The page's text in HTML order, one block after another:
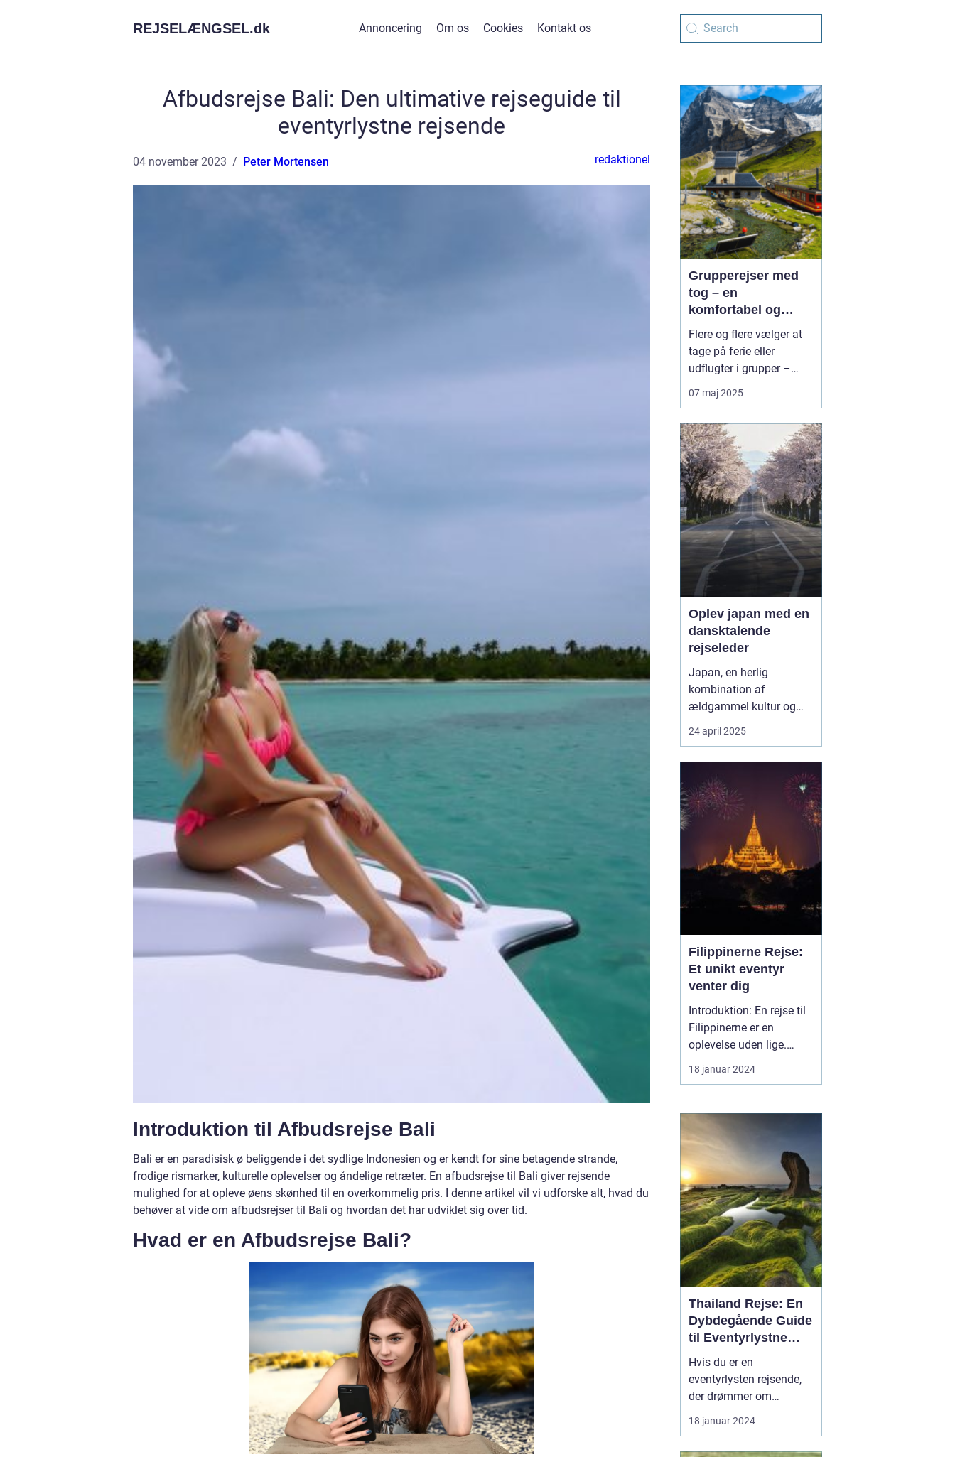
REJSELÆNGSEL.dk Annoncering Om os Cookies Kontakt os
Afbudsrejse Bali: Den ultimative rejseguide til
eventyrlystne rejsende
04 november 2023 Peter Mortensen redaktionel
Introduktion til Afbudsrejse Bali
Bali er en paradisisk ø beliggende i det sydlige Indonesien og er kendt for sine betagende strande,
frodige rismarker, kulturelle oplevelser og åndelige retræter. En afbudsrejse til Bali giver rejsende
mulighed for at opleve øens skønhed til en overkommelig pris. I denne artikel vil vi udforske alt, hvad du
behøver at vide om afbudsrejser til Bali og hvordan det har udviklet sig over tid.
Hvad er en Afbudsrejse Bali?
Grupperejser med
tog – en
komfortabel og
bæredygtig måde at
rejse sammen
Flere og flere vælger at
tage på ferie eller
udflugter i grupper –
hvad enten det er
familier, vennegrupper,
foreninger. Når rejsen
skal være både praktisk,
komfortabel og
miljøven...
07 maj 2025
Oplev japan med en
dansktalende
rejseleder
Japan, en herlig
kombination af
ældgammel kultur og
moderne innovation, er
en destination, der
hele verden. For danske
rejsende bliver
oplevelsen ekstra unik,
når de har en rejseleder,
der taler deres eget
sprog. ...
24 april 2025
Filippinerne Rejse:
Et unikt eventyr
venter dig
Introduktion: En rejse til
Filippinerne er en
oplevelse uden lige.
Dette sydøstasiatiske
paradis, der består af
byder på en overflod af
kulturelle, naturlige og
historiske skatte, der er
dybt forankrede i hjertet
af landet. Uan...
18 januar 2024
Thailand Rejse: En
Dybdegående Guide
til Eventyrlystne
Rejsende
Hvis du er en
eventyrlysten rejsende,
der drømmer om
eksotiske destinationer,
er en Thailand-rejse et
18 januar 2024